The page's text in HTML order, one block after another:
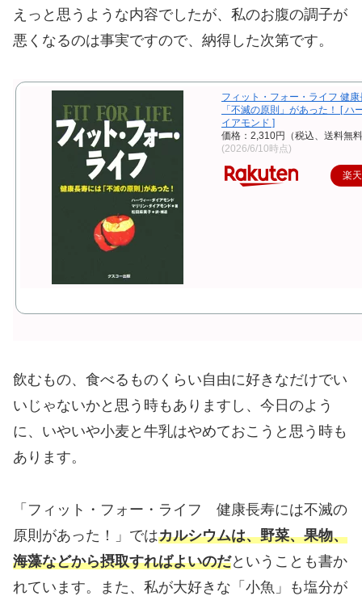
えっと思うような内容でしたが、私のお腹の調子が
悪くなるのは事実ですので、納得した次第です。
フィット・フォー・ライフ 健
「不滅の原則」があった！ [ ハ
イアモンド ]
価格：2,310円（税込、送料無
(2026/6/10時点)
楽
飲むもの、食べるものくらい自由に好きなだけでい
いじゃないかと思う時もありますし、今日のよう
に、いやいや小麦と牛乳はやめておこうと思う時も
あります。
「フィット・フォー・ライフ 健康長寿には不滅の
原則があった！」ではカルシウムは、野菜、果物、
海藻などから摂取すればよいのだということも書か
れています。また、私が大好きな「小魚」も塩分が